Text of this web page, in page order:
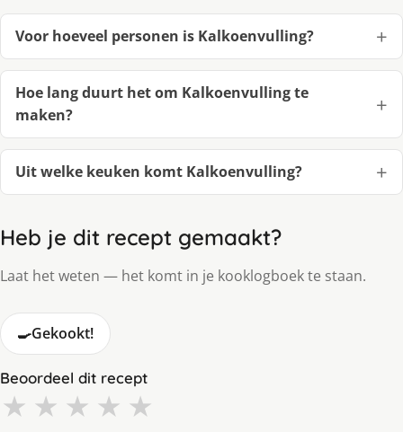
Voor hoeveel personen is Kalkoenvulling?
Hoe lang duurt het om Kalkoenvulling te
maken?
Uit welke keuken komt Kalkoenvulling?
Heb je dit recept gemaakt?
Laat het weten — het komt in je kooklogboek te staan.
🍳Gekookt!
Beoordeel dit recept
★ ★ ★ ★ ★